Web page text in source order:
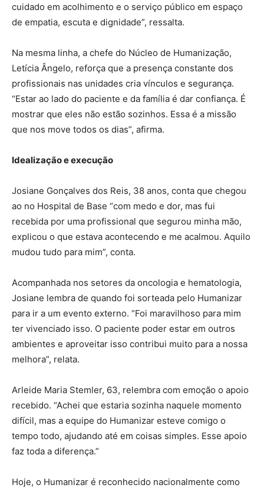
cuidado em acolhimento e o serviço público em espaço
de empatia, escuta e dignidade”, ressalta.
Na mesma linha, a chefe do Núcleo de Humanização,
Letícia Ângelo, reforça que a presença constante dos
profissionais nas unidades cria vínculos e segurança.
“Estar ao lado do paciente e da família é dar confiança. É
mostrar que eles não estão sozinhos. Essa é a missão
que nos move todos os dias”, afirma.
Idealização e execução
Josiane Gonçalves dos Reis, 38 anos, conta que chegou
ao no Hospital de Base “com medo e dor, mas fui
recebida por uma profissional que segurou minha mão,
explicou o que estava acontecendo e me acalmou. Aquilo
mudou tudo para mim”, conta.
Acompanhada nos setores da oncologia e hematologia,
Josiane lembra de quando foi sorteada pelo Humanizar
para ir a um evento externo. “Foi maravilhoso para mim
ter vivenciado isso. O paciente poder estar em outros
ambientes e aproveitar isso contribui muito para a nossa
melhora”, relata.
Arleide Maria Stemler, 63, relembra com emoção o apoio
recebido. “Achei que estaria sozinha naquele momento
difícil, mas a equipe do Humanizar esteve comigo o
tempo todo, ajudando até em coisas simples. Esse apoio
faz toda a diferença.”
Hoje, o Humanizar é reconhecido nacionalmente como